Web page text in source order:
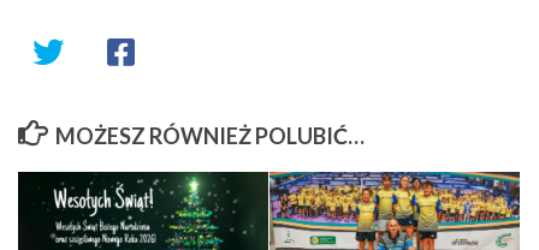
MOŻESZ RÓWNIEŻ POLUBIĆ…